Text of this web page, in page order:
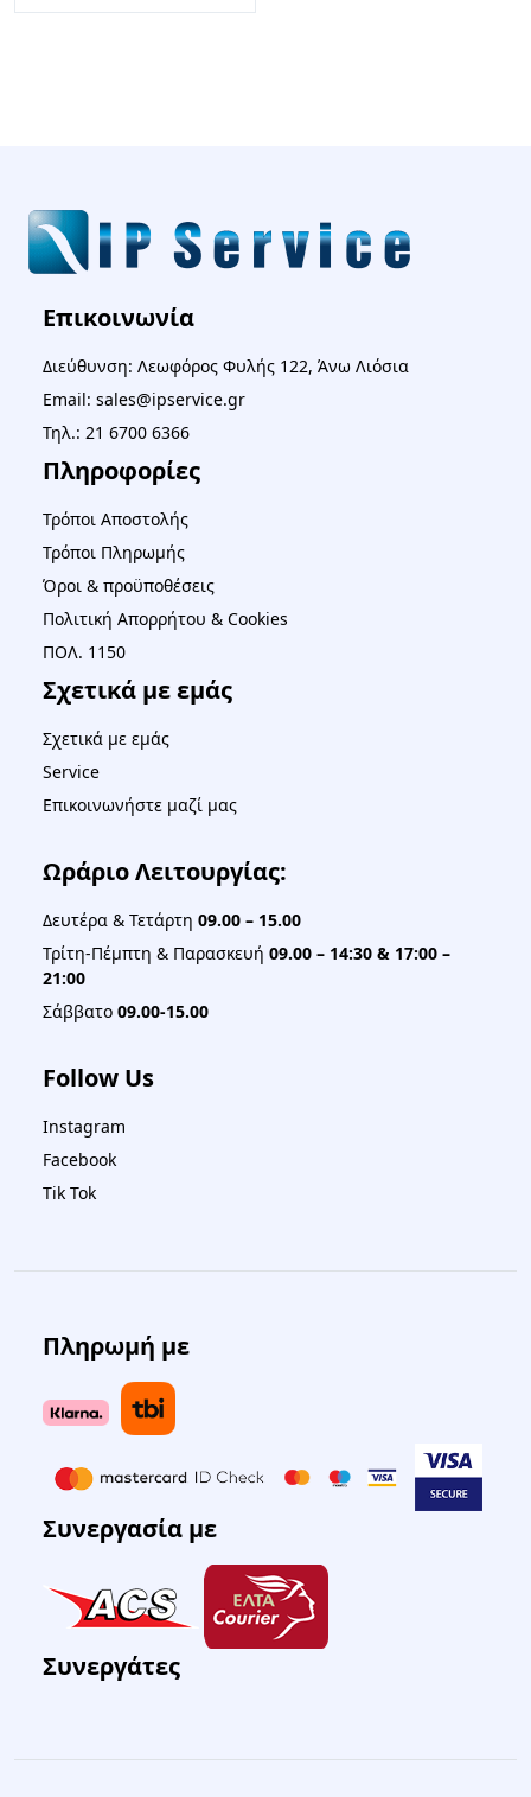
Επικοινωνία
Διεύθυνση: Λεωφόρος Φυλής 122, Άνω Λιόσια
Email: sales@ipservice.gr
Τηλ.: 21 6700 6366
Πληροφορίες
Τρόποι Αποστολής
Τρόποι Πληρωμής
Όροι & προϋποθέσεις
Πολιτική Απορρήτου & Cookies
ΠΟΛ. 1150
Σχετικά με εμάς
Σχετικά με εμάς
Service
Επικοινωνήστε μαζί μας
Ωράριο Λειτουργίας:
Δευτέρα & Τετάρτη 09.00 – 15.00
Τρίτη-Πέμπτη & Παρασκευή 09.00 – 14:30 & 17:00 –
21:00
Σάββατο 09.00-15.00
Follow Us
Instagram
Facebook
Tik Tok
Πληρωμή με
Συνεργασία με
Συνεργάτες